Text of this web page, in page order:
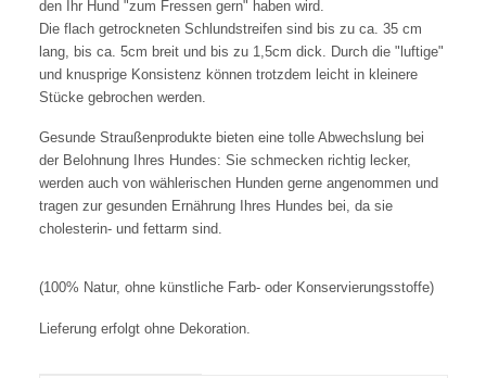
den Ihr Hund "zum Fressen gern" haben wird.
Die flach getrockneten Schlundstreifen sind bis zu ca. 35 cm
lang, bis ca. 5cm breit und bis zu 1,5cm dick. Durch die "luftige"
und knusprige Konsistenz können trotzdem leicht in kleinere
Stücke gebrochen werden.
Gesunde Straußenprodukte bieten eine tolle Abwechslung bei
der Belohnung Ihres Hundes: Sie schmecken richtig lecker,
werden auch von wählerischen Hunden gerne angenommen und
tragen zur gesunden Ernährung Ihres Hundes bei, da sie
cholesterin- und fettarm sind.
(100% Natur, ohne künstliche Farb- oder Konservierungsstoffe)
Lieferung erfolgt ohne Dekoration.